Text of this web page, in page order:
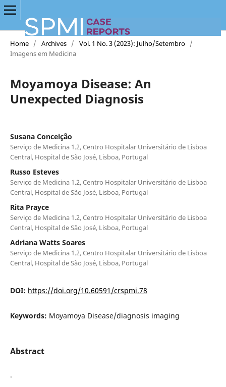
Home / Archives / Vol. 1 No. 3 (2023): Julho/Setembro /
Imagens em Medicina
Moyamoya Disease: An
Unexpected Diagnosis
Susana Conceição
Serviço de Medicina 1.2, Centro Hospitalar Universitário de Lisboa
Central, Hospital de São José, Lisboa, Portugal
Russo Esteves
Serviço de Medicina 1.2, Centro Hospitalar Universitário de Lisboa
Central, Hospital de São José, Lisboa, Portugal
Rita Prayce
Serviço de Medicina 1.2, Centro Hospitalar Universitário de Lisboa
Central, Hospital de São José, Lisboa, Portugal
Adriana Watts Soares
Serviço de Medicina 1.2, Centro Hospitalar Universitário de Lisboa
Central, Hospital de São José, Lisboa, Portugal
DOI: https://doi.org/10.60591/crspmi.78
Keywords: Moyamoya Disease/diagnosis imaging
Abstract
.